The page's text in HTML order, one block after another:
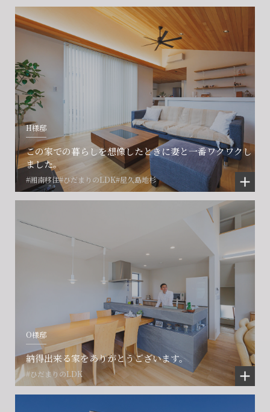
H様邸
この家での暮らしを想像したときに妻と一番ワクワクし
ました。
#湘南移住#ひだまりのLDK#屋久島地杉
O様邸
納得出来る家をありがとうございます。
#ひだまりのLDK
会社に関することや物件についての
ご相談はこちら
フォームからのお問い合わせ
CONTACT
お電話でのお問い合わせ
0466-24-2478
営業時間9:30~18:30 水曜定休
賃貸物件入居者様の
お困りごとのご相談はこちら
解約のお申し込み
CONTACT
プロコール24ご利用の方
0120-073-386
土地の活用・賃貸経営に関する
ご相談はこちら
フォームからのお問い合わせ
CONTACT
賃貸管理事業部へのお問い合わせ
0466-24-2478
営業時間9:30~18:30 水曜定休